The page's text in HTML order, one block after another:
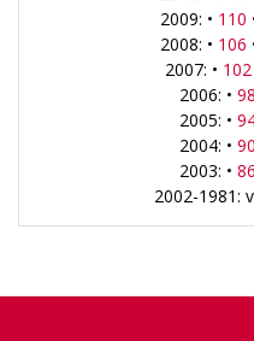
2009: • 110
2008: • 106
2007: • 102
2006: • 98
2005: •
2004: • 90
2003: • 86
2002-1981: